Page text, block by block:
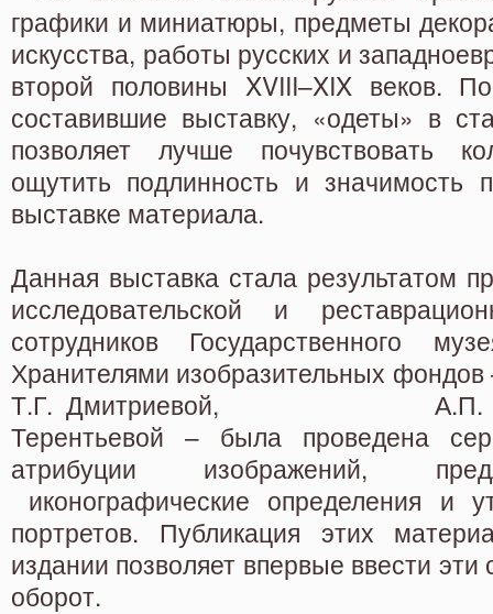
графики и миниатюры, предметы
искусства, работы русских и
второй половины XVIII–XIX веков.
составившие выставку, «одеты» в
позволяет лучше почувствовать
ощутить подлинность и значимость
выставке материала.
Данная выставка стала результатом
исследовательской и
сотрудников Государственного
Хранителями изобразительных
Т.Г. Дмитриевой, А.П.
Терентьевой – была проведена
атрибуции изображений,
иконографические определения и
портретов. Публикация этих
издании позволяет впервые ввести
оборот.